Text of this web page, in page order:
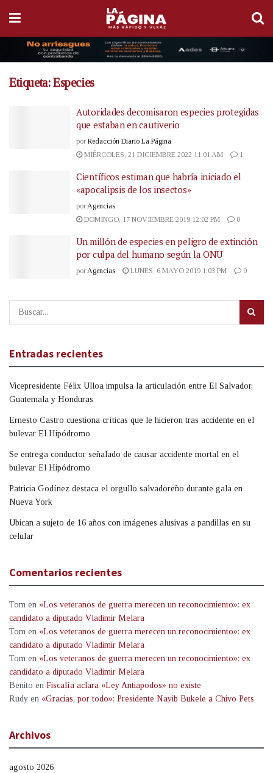
Etiqueta:Especies
Autoridades decomisaron especies protegidas
que estaban en cautiverio
por Redacción Diario La Página
MIÉRCOLES, 21 DICIEMBRE 2022 11:01 AM
1
Científicos estiman que habría iniciado el
«apocalipsis de los insectos»
por Agencias
DOMINGO, 17 NOVIEMBRE 2019 12:02 PM
0
Un millón de especies en peligro de extinción
por culpa del humano según la ONU
por Agencias LUNES, 6 MAYO 2019 1:03 PM 0
Entradas recientes
Vicepresidente Félix Ulloa impulsa la articulación entre El Salvador,
Guatemala y Honduras
Ernesto Castro cuestiona críticas que le hicieron tras accidente en el
bulevar El Hipódromo
Se entrega conductor señalado de causar accidente mortal en el
bulevar El Hipódromo
Patricia Godínez destaca el orgullo salvadoreño durante gala en
Nueva York
Ubican a sujeto de 16 años con imágenes alusivas a pandillas en su
celular
Comentarios recientes
Tom en «Los veteranos de guerra merecen un reconocimiento»: ex
candidato a diputado Vladimir Melara
Tom en «Los veteranos de guerra merecen un reconocimiento»: ex
candidato a diputado Vladimir Melara
Tom en «Los veteranos de guerra merecen un reconocimiento»: ex
candidato a diputado Vladimir Melara
Benito en Fiscalía aclara «Ley Antiapodos» no existe
Rudy en «Gracias, por todo»: Presidente Nayib Bukele a Chivo Pets
Archivos
agosto 2026